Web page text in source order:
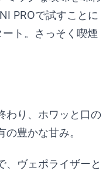
PROで試すことに
ト。さっそく喫煙
わり、ホワッと口の
豊かな甘み。
、ヴェポライザーと